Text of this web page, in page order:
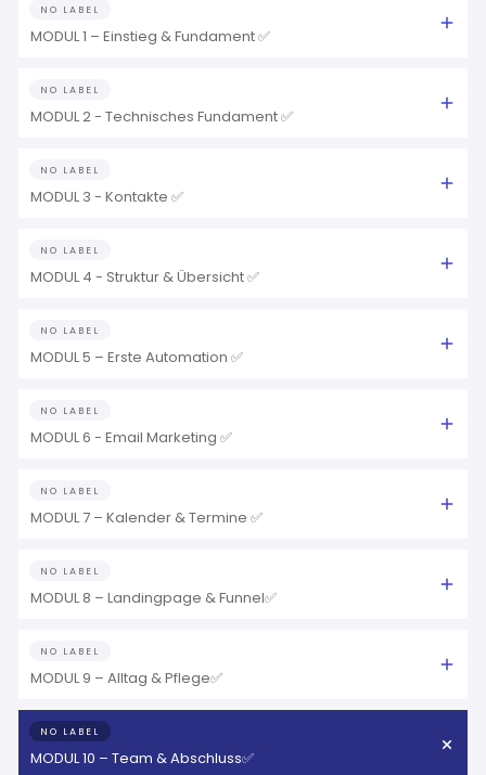
NO LABEL
MODUL 1 – Einstieg & Fundament ✅
NO LABEL
MODUL 2 - Technisches Fundament ✅
NO LABEL
MODUL 3 - Kontakte ✅
NO LABEL
MODUL 4 - Struktur & Übersicht ✅
NO LABEL
MODUL 5 – Erste Automation ✅
NO LABEL
MODUL 6 - Email Marketing ✅
NO LABEL
MODUL 7 – Kalender & Termine ✅
NO LABEL
MODUL 8 – Landingpage & Funnel✅
NO LABEL
MODUL 9 – Alltag & Pflege✅
NO LABEL
MODUL 10 – Team & Abschluss✅